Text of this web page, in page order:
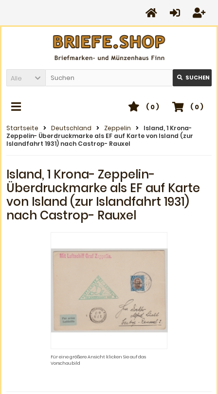
Alle SUCHEN
( 0)
( 0)
Startseite Deutschland Zeppelin
Island, 1 Krona-
Zeppelin- Überdruckmarke als EF auf Karte von Island (zur
Islandfahrt 1931) nach Castrop- Rauxel
Island, 1 Krona- Zeppelin-
Überdruckmarke als EF auf Karte
von Island (zur Islandfahrt 1931)
nach Castrop- Rauxel
Für eine größere Ansicht klicken Sie auf das
Vorschaubild